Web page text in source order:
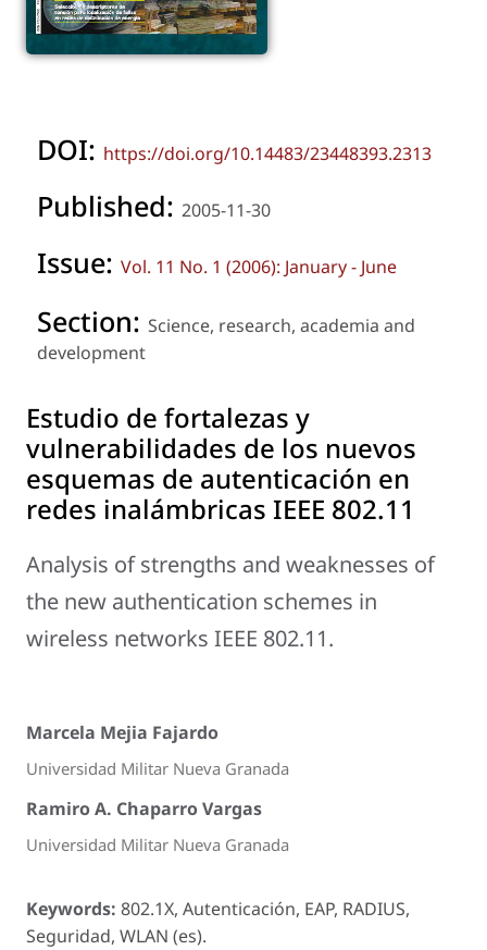
DOI: https://doi.org/10.14483/23448393.2313
Published: 2005-11-30
Issue: Vol. 11 No. 1 (2006): January - June
Section: Science, research, academia and
development
Estudio de fortalezas y
vulnerabilidades de los nuevos
esquemas de autenticación en
redes inalámbricas IEEE 802.11
Analysis of strengths and weaknesses of
the new authentication schemes in
wireless networks IEEE 802.11.
Marcela Mejia Fajardo
Universidad Militar Nueva Granada
Ramiro A. Chaparro Vargas
Universidad Militar Nueva Granada
Keywords: 802.1X, Autenticación, EAP, RADIUS,
Seguridad, WLAN (es).